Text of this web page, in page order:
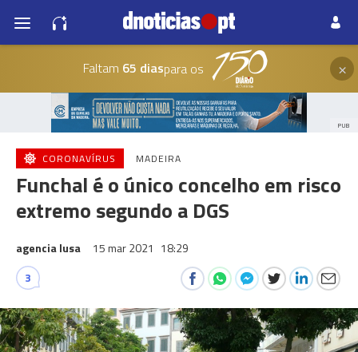
Faltam 65 diaspara os ×
PUB
CORONAVÍRUS MADEIRA
Funchal é o único concelho em risco
extremo segundo a DGS
agencia lusa 15 mar 2021 18:29
3